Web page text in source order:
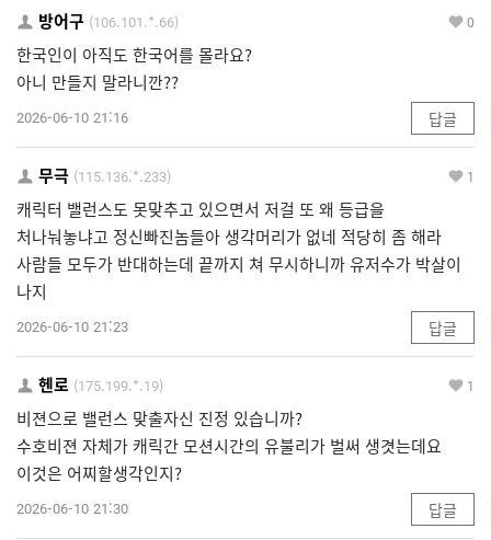
방어구 (106.101.*.66) 0
한국인이 아직도 한국어를 몰라요?
아니 만들지 말라니깐??
2026-06-10 21:16 답글
무극 (115.136.*.233) 1
캐릭터 밸런스도 못맞추고 있으면서 저걸 또 왜 등급을
처나눠놓냐고 정신빠진놈들아 생각머리가 없네 적당히 좀 해라
사람들 모두가 반대하는데 끝까지 쳐 무시하니까 유저수가 박살이
나지
2026-06-10 21:23 답글
헨로 (175.199.*.19) 1
비젼으로 밸런스 맞출자신 진정 있습니까?
수호비젼 자체가 캐릭간 모션시간의 유불리가 벌써 생겻는데요
이것은 어찌할생각인지?
2026-06-10 21:30 답글